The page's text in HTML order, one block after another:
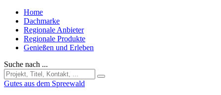
Home
Dachmarke
Regionale Anbieter
Regionale Produkte
Genießen und Erleben
Suche nach ...
Gutes aus dem Spreewald